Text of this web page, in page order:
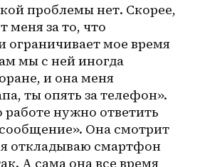
проблемы нет. Скорее,
меня за то, что
ограничивает мое время
мы с ней иногда
и она меня
ты опять за телефон».
работе нужно ответить
Она смотрит
откладываю смартфон
А сама она все время